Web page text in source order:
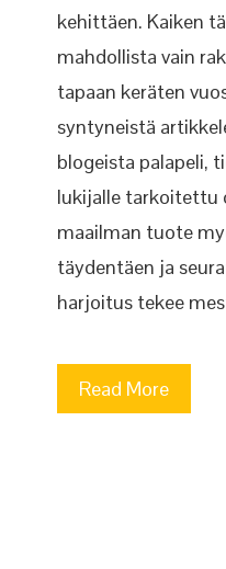
kehittäen. Kaiken
mahdollista vain
tapaan keräten
syntyneistä
blogeista palapeli,
lukijalle tarkoitettu
maailman tuote
täydentäen ja
harjoitus tekee
Read More